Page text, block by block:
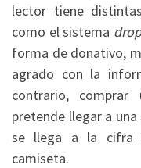
lector tiene
como el sistema
forma de donativo,
agrado con la
contrario,
pretende llegar a
se llega a la cifra
camiseta.